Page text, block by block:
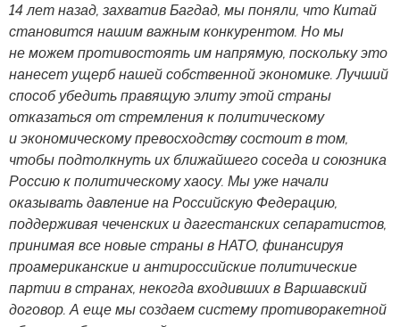
14 лет назад, захватив Багдад, мы поняли, что Китай
становится нашим важным конкурентом. Но мы
не можем противостоять им напрямую, поскольку это
нанесет ущерб нашей собственной экономике. Лучший
способ убедить правящую элиту этой страны
отказаться от стремления к политическому
и экономическому превосходству состоит в том,
чтобы подтолкнуть их ближайшего соседа и союзника
Россию к политическому хаосу. Мы уже начали
оказывать давление на Российскую Федерацию,
поддерживая чеченских и дагестанских сепаратистов,
принимая все новые страны в НАТО, финансируя
проамериканские и антироссийские политические
партии в странах, некогда входивших в Варшавский
договор. А еще мы создаем систему противоракетной